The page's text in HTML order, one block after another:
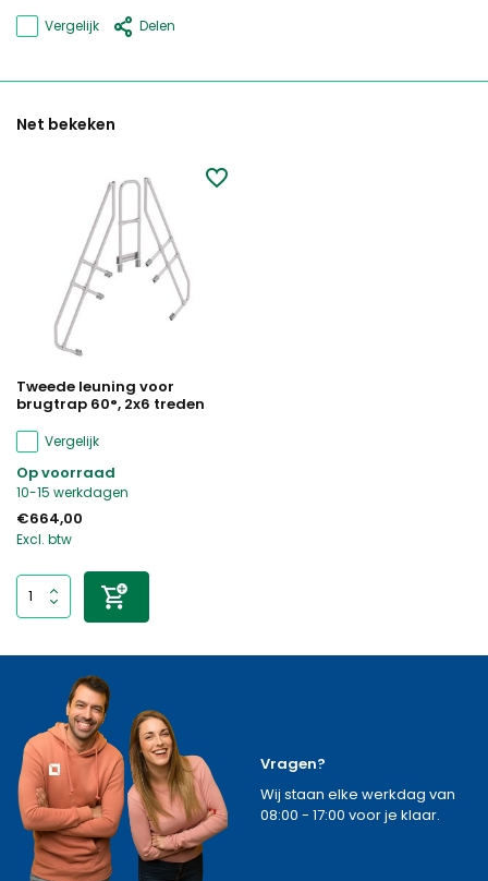
Vergelijk Delen
Net bekeken
Tweede leuning voor
brugtrap 60°, 2x6 treden
Vergelijk
Op voorraad
10-15 werkdagen
€664,00
Excl. btw
Vragen?
Wij staan elke werkdag van
08:00 - 17:00 voor je klaar.